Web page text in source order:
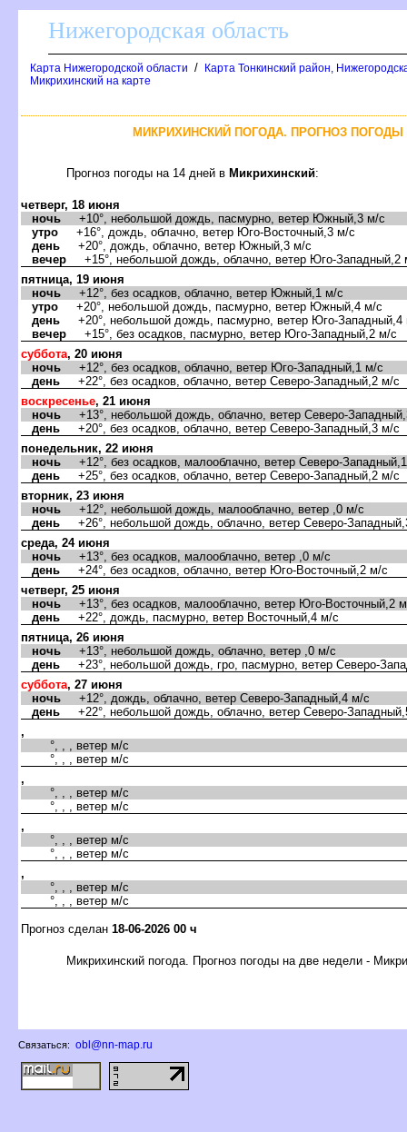
Нижегородская область
Карта Нижегородской области /
Карта Тонкинский район,
Микрихинский на карте
МИКРИХИНСКИЙ ПОГОДА. ПРОГНОЗ
Прогноз погоды на 14 дней Микрихинский:
четверг, 18 июня
ночь +10°, небольшой дождь, пасмурно, ветер Южный,3 м/с
утро +16°, дождь, облачно, ветер Юго-Восточный,3 м/с
день +20°, дождь, облачно, ветер Южный,3 м/с
ечер +15°, небольшой дождь, облачно, ветер Юго-Западный,2
пятница, 19 июня
ночь +12°, без осадков, облачно, ветер Южный,1 м/с
утро +20°, небольшой дождь, пасмурно, ветер Южный,4 м/с
день +20°, небольшой дождь, пасмурно, ветер Юго-Западный,4
ечер +15°, без осадков, пасмурно, ветер Юго-Западный,2 м/с
суббота, 20 июня
ночь +12°, без осадков, облачно, ветер Юго-Западный,1 м/с
день +22°, без осадков, облачно, ветер Северо-Западный,2 м/с
оскресенье, 21 июня
ночь +13°, небольшой дождь, облачно, ветер Северо-
день +20°, без осадков, облачно, ветер Северо-Западный,3 м/с
понедельник, 22 июня
ночь +12°, без осадков, малооблачно, ветер Северо-
день +25°, без осадков, облачно, ветер Северо-Западный,2 м/с
торник, 23 июня
ночь +12°, небольшой дождь, малооблачно, ветер ,0 м/с
день +26°, небольшой дождь, облачно, ветер Северо-
среда, 24 июня
ночь +13°, без осадков, малооблачно, ветер ,0 м/с
день +24°, без осадков, облачно, ветер Юго-Восточный,2 м/с
четверг, 25 июня
ночь +13°, без осадков, малооблачно, ветер Юго-Восточный,2
день +22°, дождь, пасмурно, ветер Восточный,4 м/с
пятница, 26 июня
ночь +13°, небольшой дождь, облачно, ветер ,0 м/с
день +23°, небольшой дождь, гро, пасмурно, ветер Северо-
суббота, 27 июня
ночь +12°, дождь, облачно, ветер Северо-Западный,4 м/с
день +22°, небольшой дождь, облачно, ветер Северо-
,
°, , , ветер м/с
°, , , ветер м/с
,
°, , , ветер м/с
°, , , ветер м/с
,
°, , , ветер м/с
°, , , ветер м/с
,
°, , , ветер м/с
°, , , ветер м/с
Прогноз сделан 18-06-2026 00 ч
Микрихинский погода. Прогноз погоды на две недели -
Связаться: obl@nn-map.ru